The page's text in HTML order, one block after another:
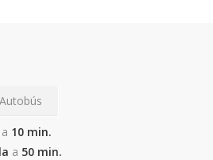
Autobús
a 10 min.
a 50 min.